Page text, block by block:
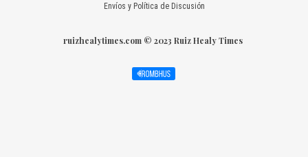
Envíos y Política de Discusión
ruizhealytimes.com © 2023 Ruiz Healy Times